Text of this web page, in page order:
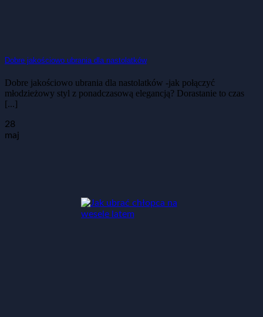
Dobre jakościowo ubrania dla nastolatków
Dobre jakościowo ubrania dla nastolatków -jak połączyć
młodzieżowy styl z ponadczasową elegancją? Dorastanie to czas
[...]
28
maj